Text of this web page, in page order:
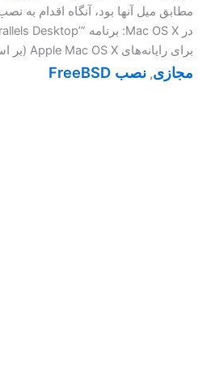
برای رایانه‌های Apple Mac OS X (بر اساس […]
مجازی, نصب FreeBSD